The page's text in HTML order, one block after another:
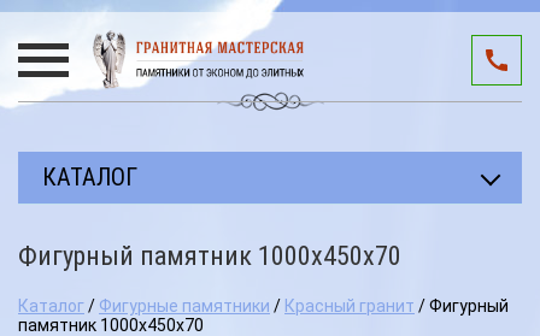
КАТАЛОГ
Авторские работы
Благоустройство мест захоронения
Фигурный памятник 1000х450х70
Каталог/ Фигурные памятники / Красный гранит / Фигурный
памятник 1000х450х70